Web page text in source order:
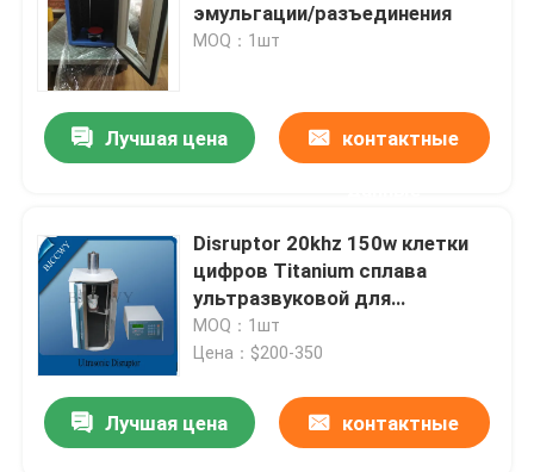
эмульгации/разъединения
MOQ：1шт
Лучшая цена контактные
Disruptor 20khz 150w клетки
цифров Titanium сплава
ультразвуковой для
биодизеля
MOQ：1шт
Цена：$200-350
Лучшая цена контактные